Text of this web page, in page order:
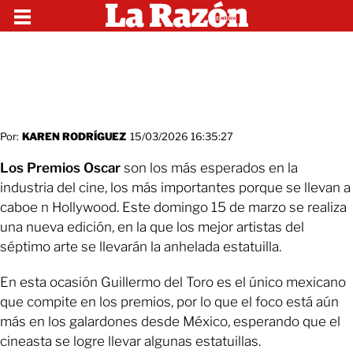
Por: KAREN RODRÍGUEZ 15/03/2026 16:35:27
Los Premios Oscar son los más esperados en la
industria del cine, los más importantes porque se llevan a
caboe n Hollywood. Este domingo 15 de marzo se realiza
una nueva edición, en la que los mejor artistas del
séptimo arte se llevarán la anhelada estatuilla.
En esta ocasión Guillermo del Toro es el único mexicano
que compite en los premios, por lo que el foco está aún
más en los galardones desde México, esperando que el
cineasta se logre llevar algunas estatuillas.